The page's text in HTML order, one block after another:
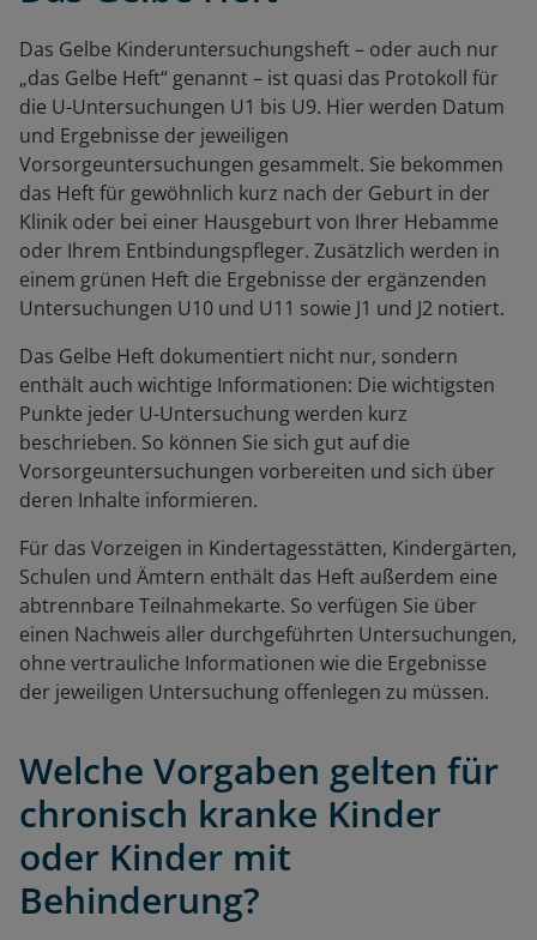
Das Gelbe Kinderuntersuchungsheft – oder auch nur
„das Gelbe Heft“ genannt – ist quasi das Protokoll für
die U-Untersuchungen U1 bis U9. Hier werden Datum
und Ergebnisse der jeweiligen
Vorsorgeuntersuchungen gesammelt. Sie bekommen
das Heft für gewöhnlich kurz nach der Geburt in der
Klinik oder bei einer Hausgeburt von Ihrer Hebamme
oder Ihrem Entbindungspfleger. Zusätzlich werden in
einem grünen Heft die Ergebnisse der ergänzenden
Untersuchungen U10 und U11 sowie J1 und J2 notiert.
Das Gelbe Heft dokumentiert nicht nur, sondern
enthält auch wichtige Informationen: Die wichtigsten
Punkte jeder U-Untersuchung werden kurz
beschrieben. So können Sie sich gut auf die
Vorsorgeuntersuchungen vorbereiten und sich über
deren Inhalte informieren.
Für das Vorzeigen in Kindertagesstätten, Kindergärten,
Schulen und Ämtern enthält das Heft außerdem eine
abtrennbare Teilnahmekarte. So verfügen Sie über
einen Nachweis aller durchgeführten Untersuchungen,
ohne vertrauliche Informationen wie die Ergebnisse
der jeweiligen Untersuchung offenlegen zu müssen.
Welche Vorgaben gelten für
chronisch kranke Kinder
oder Kinder mit
Behinderung?